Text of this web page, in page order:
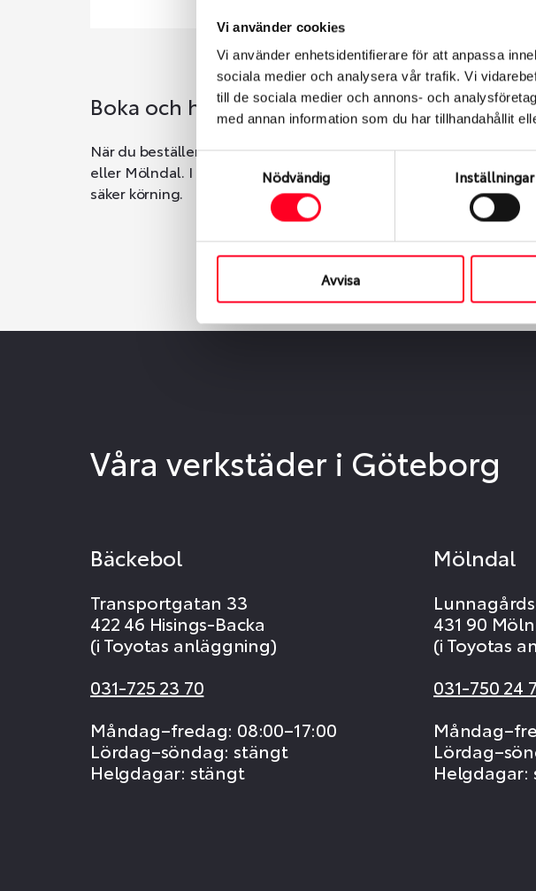
Vi använder cookies
Vi använder enhetsidentifierare för att anpassa
sociala medier och analysera vår trafik. Vi
till de sociala medier och annons- och
med annan information som du har tillhandahållit
Samtyckesval
Nödvändig Inställningar
Avvisa
Boka och hämta hos Däckspecialen
När du beställer dina nya däck eller fälgar hos oss levereras de
eller Mölndal. I beställningen anger du datum och tid för
säker körning.
Våra verkstäder i Göteborg
Bäckebol
Transportgatan 33
422 46 Hisings-Backa
(i Toyotas anläggning)
031-725 23 70
Måndag–fredag: 08:00–17:00
Lördag–söndag: stängt
Helgdagar: stängt
Mölndal
431 90
(i Toyotas
031-750 24
Helgdagar: